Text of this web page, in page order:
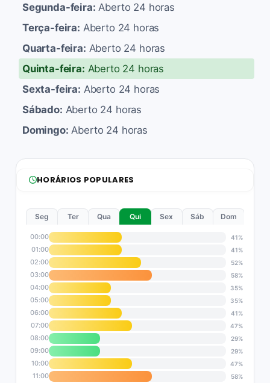
Segunda-feira: Aberto 24 horas
Terça-feira: Aberto 24 horas
Quarta-feira: Aberto 24 horas
Quinta-feira: Aberto 24 horas
Sexta-feira: Aberto 24 horas
Sábado: Aberto 24 horas
Domingo: Aberto 24 horas
HORÁRIOS POPULARES
Seg Ter Qua Qui Sex Sáb Dom
00:00 41%
01:00 41%
02:00 52%
03:00 58%
04:00 35%
05:00 35%
06:00 41%
07:00 47%
08:00 29%
09:00 29%
10:00 47%
11:00 58%